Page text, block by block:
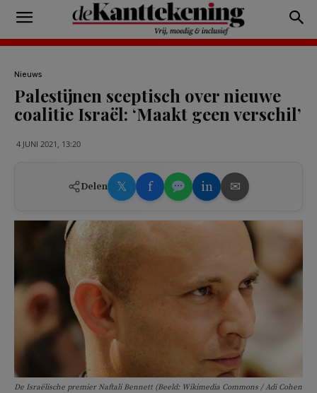
Nieuws
Palestijnen sceptisch over nieuwe
coalitie Israël: ‘Maakt geen verschil’
4 JUNI 2021, 13:20
Delen 𝕏 f in ✉
De Israëlische premier Naftali Bennett (Beeld: Wikimedia Commons / Adi Cohen